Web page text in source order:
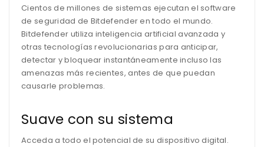
Cientos de millones de sistemas ejecutan el software
de seguridad de Bitdefender en todo el mundo.
Bitdefender utiliza inteligencia artificial avanzada y
otras tecnologías revolucionarias para anticipar,
detectar y bloquear instantáneamente incluso las
amenazas más recientes, antes de que puedan
causarle problemas.
Suave con su sistema
Acceda a todo el potencial de su dispositivo digital.